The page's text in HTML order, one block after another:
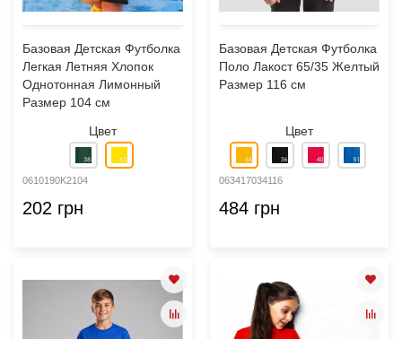
Базовая Детская Футболка
Легкая Летняя Хлопок
Однотонная Лимонный
Размер 104 см
Цвет
0610190K2104
202 грн
Базовая Детская Футболка
Поло Лакост 65/35 Желтый
Размер 116 см
Цвет
063417034116
484 грн